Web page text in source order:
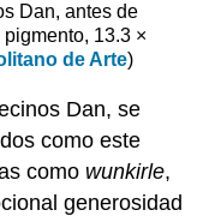
Dan, antes de
13.3 ×
de Arte)
Dan, se
como este
como wunkirle,
generosidad